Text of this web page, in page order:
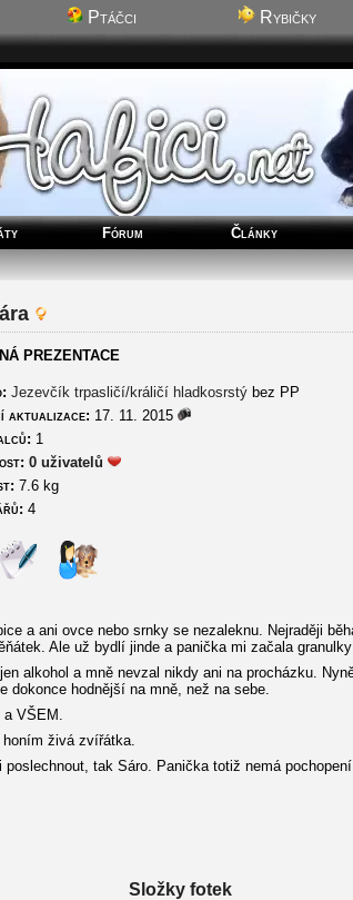
Ptáčci Rybičky
Fórum Články
PREZENTACE
Jezevčík trpasličí/králičí hladkosrstýbez PP
aktualizace: 17. 11. 2015
1
0 uživatelů
7.6 kg
4
a ani ovce nebo srnky se nezaleknu. Nejraději
Ale už bydlí jinde a panička mi začala
alkohol a mně nevzal nikdy ani na procházku.
dokonce hodnější na mně, než na sebe.
a VŠEM.
živá zvířátka.
tak Sáro. Panička totiž nemá
Složky fotek